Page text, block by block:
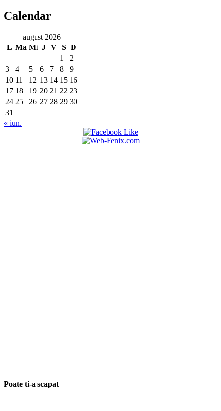
Calendar
august 2026
L Ma Mi J V S D
1
2
3
4 5 6 7 8
9
10 11 12 13 14 15 16
17 18 19 20 21 22 23
24 25 26 27 28 29 30
31
« iun.
Poate ti-a scapat